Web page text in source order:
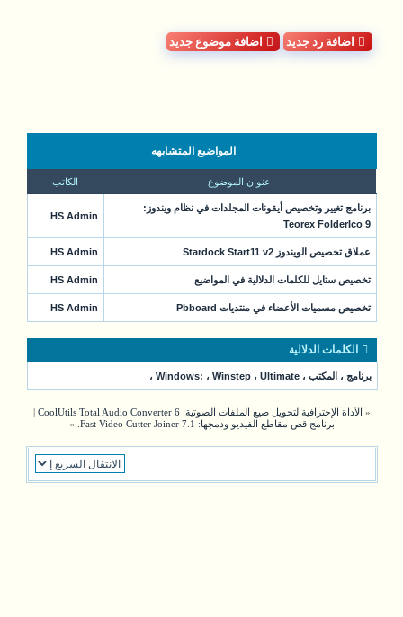
اضافة رد جديد اضافة موضوع جديد
المواضيع المتشابهه
عنوان الموضوع الكاتب
برنامج تغيير وتخصيص أيقونات المجلدات في نظام ويندوز:
Teorex FolderIco 9
HS Admin
عملاق تخصيص الويندوز Stardock Start11 v2 HS Admin
تخصيص ستايل للكلمات الدلالية في المواضيع HS Admin
تخصيص مسميات الأعضاء في منتديات Pbboard HS Admin
الكلمات الدلالية
برنامج ، المكتب ، Windows: ، Winstep، Ultimate ،
« الآداة الإحترافية لتحويل صيغ الملفات الصوتية: CoolUtils Total Audio Converter 6
|
برنامج قص مقاطع الفيديو ودمجها: Fast Video Cutter Joiner 7.1.
»